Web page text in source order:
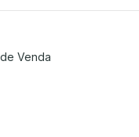
Venda